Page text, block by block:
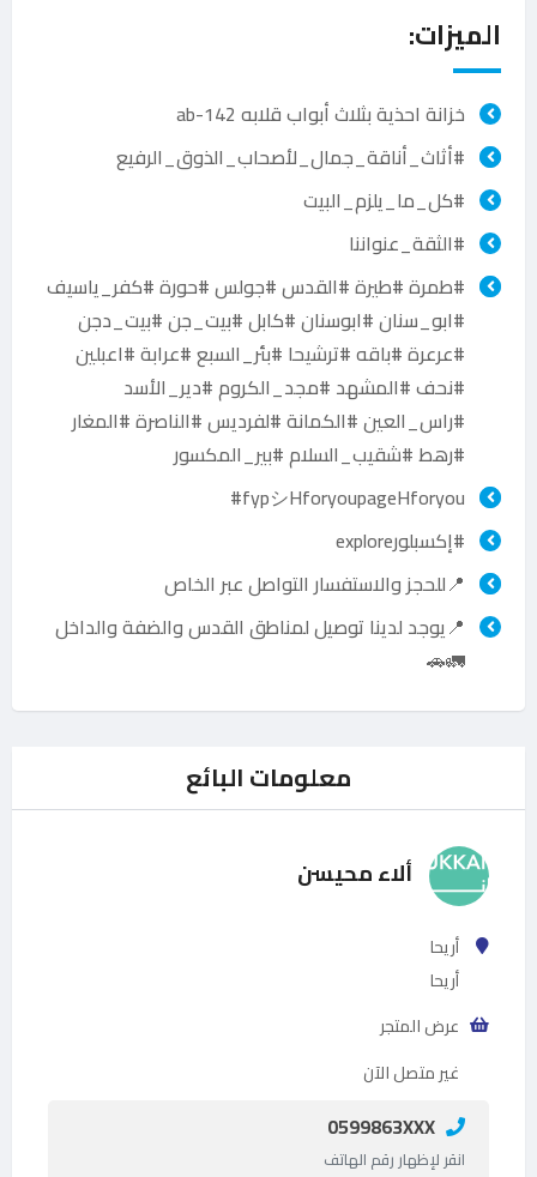
الميزات:
خزانة احذية بثلاث أبواب قلابه ab-142
#أثاث_أناقة_جمال_لأصحاب_الذوق_الرفيع
#كل_ما_يلزم_البيت
#الثقة_عنواننا
#طمرة #طيرة #القدس #جولس #حورة #كفر_ياسيف
#ابو_سنان #ابوسنان #كابل #بيت_جن #بيت_دجن
#عرعرة #باقه #ترشيحا #بئر_السبع #عرابة #اعبلين
#نحف #المشهد #مجد_الكروم #دير_الأسد
#راس_العين #الكمانة #لفرديس #الناصرة #المغار
#رهط #شقيب_السلام #بير_المكسور
fypシHforyoupageHforyou#
#إكسبلورexplore
📍للحجز والاستفسار التواصل عبر الخاص
📍يوجد لدينا توصيل لمناطق القدس والضفة والداخل
🚛🚗
معلومات البائع
ألاء محيسن
أريحا
أريحا
عرض المتجر
غير متصل الآن
0599863XXX
انقر لإظهار رقم الهاتف